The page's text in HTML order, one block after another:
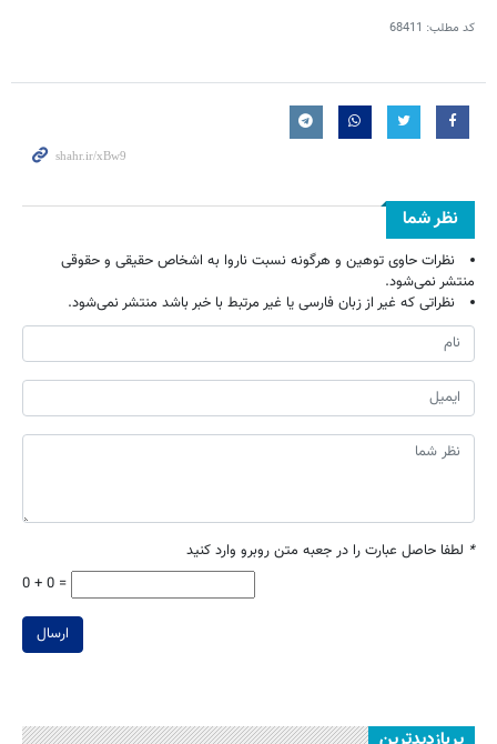
کد مطلب: 68411
نظر شما
نظرات حاوی توهین و هرگونه نسبت ناروا به اشخاص حقیقی و حقوقی
منتشر نمی‌شود.
نظراتی که غیر از زبان فارسی یا غیر مرتبط با خبر باشد منتشر نمی‌شود.
* لطفا حاصل عبارت را در جعبه متن روبرو وارد کنید
0 + 0 =
ارسال